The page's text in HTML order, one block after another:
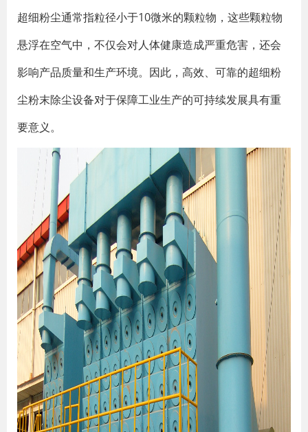
超细粉尘通常指粒径小于10微米的颗粒物，这些颗粒物
悬浮在空气中，不仅会对人体健康造成严重危害，还会
影响产品质量和生产环境。因此，高效、可靠的超细粉
尘粉末除尘设备对于保障工业生产的可持续发展具有重
要意义。